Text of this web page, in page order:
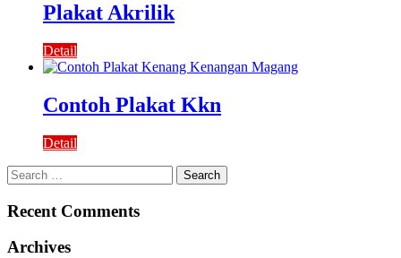
Plakat Akrilik
Detail
Contoh Plakat Kkn
Detail
Search
for:
Recent Comments
Archives